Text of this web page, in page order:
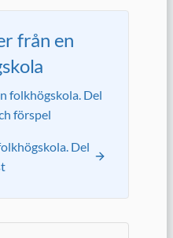
från en
folkhögskola. Del
förspel
Del